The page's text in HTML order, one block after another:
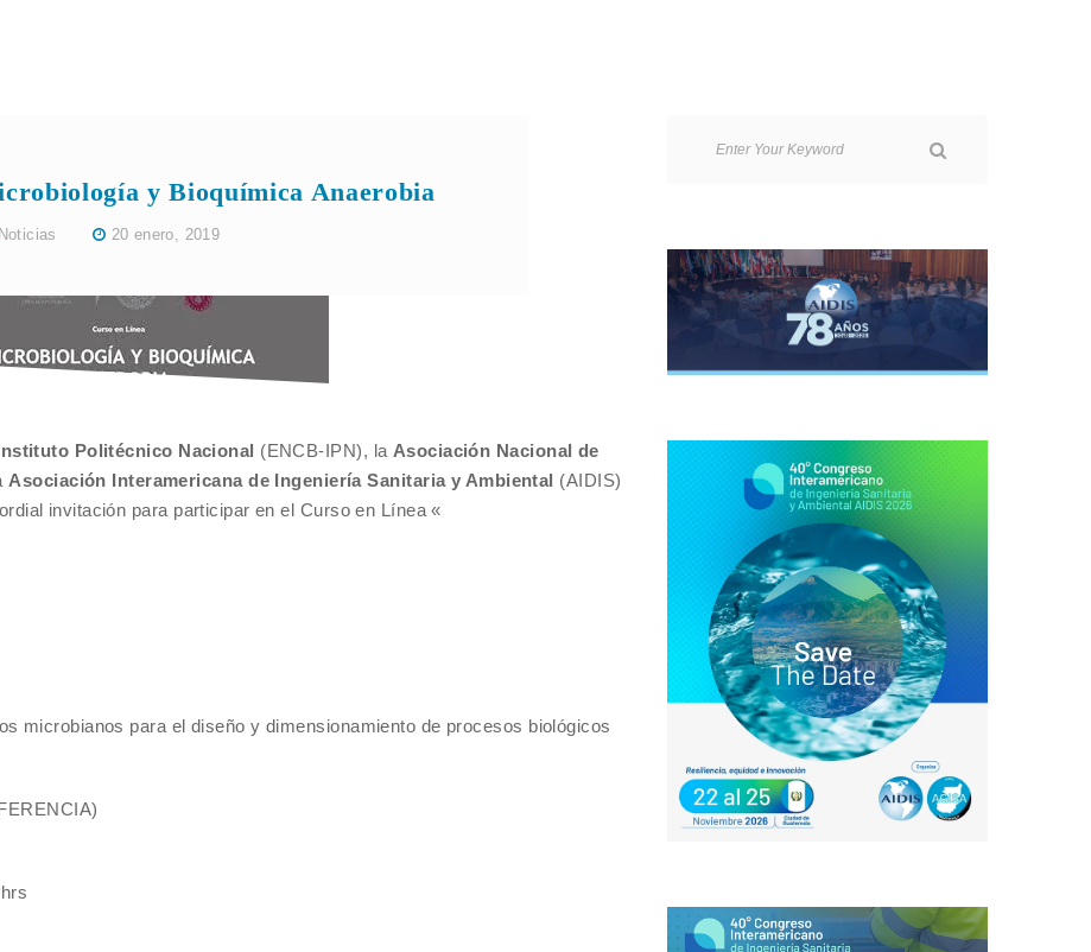
y Bioquímica Anaerobia
Noticias 20 enero, 2019
Politécnico Nacional (ENCB-IPN), la Asociación Nacional de
Asociación Interamericana de Ingeniería Sanitaria y Ambiental (AIDIS)
invitación para participar en el Curso en Línea «
microbianos para el diseño y dimensionamiento de procesos biológicos